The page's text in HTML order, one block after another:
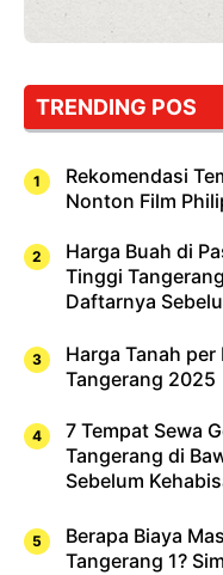
Dicoba,
Cuma
Sushi!
TRENDING POS
Rekomendasi
Nonton Film
Harga Buah di
Tinggi
Daftarnya
Harga Tanah per
Tangerang 2025
7 Tempat Sewa
Tangerang di
Sebelum
Berapa Biaya
Tangerang 1?